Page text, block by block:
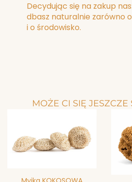
Decydując się na zakup
dbasz naturalnie zarówno
i o środowisko.
MOŻE CI SIĘ